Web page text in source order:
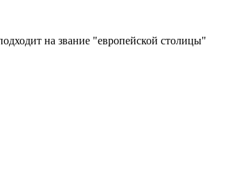
на звание "европейской столицы"